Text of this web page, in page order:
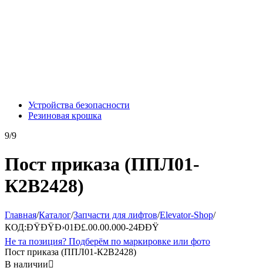
Устройства безопасности
Резиновая крошка
9/9
Пост приказа (ППЛ01-
К2В2428)
Главная/Каталог/Запчасти для лифтов/Elevator-Shop/
КОД:ÐŸÐŸÐ›01Ð£.00.00.000-24ÐÐŸ
Не та позиция? Подберём по маркировке или фото
Пост приказа (ППЛ01-К2В2428)
В наличии